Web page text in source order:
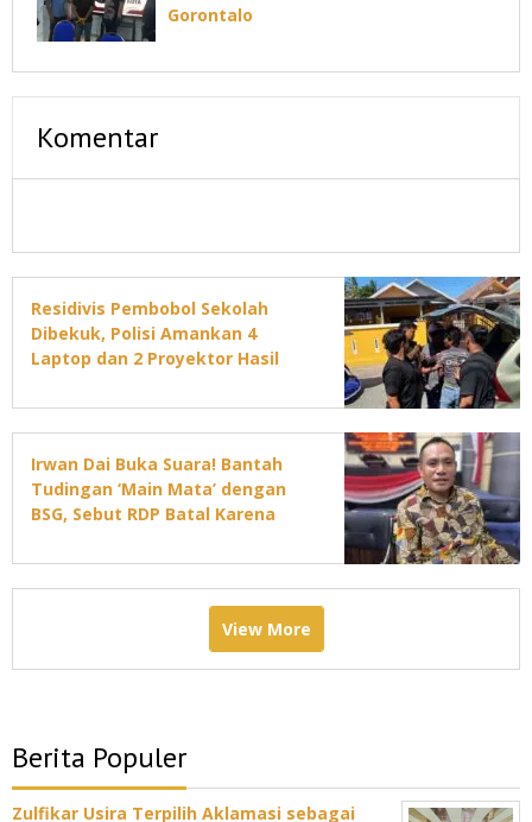
Gorontalo
Komentar
Residivis Pembobol Sekolah
Dibekuk, Polisi Amankan 4
Laptop dan 2 Proyektor Hasil
Irwan Dai Buka Suara! Bantah
Tudingan ‘Main Mata’ dengan
BSG, Sebut RDP Batal Karena
View More
Berita Populer
Zulfikar Usira Terpilih Aklamasi sebagai